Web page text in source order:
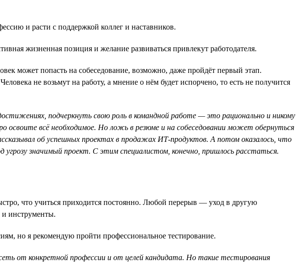
и расти с поддержкой коллег и наставников.
жизненная позиция и желание развиваться привлекут работодателя.
может попасть на собеседование, возможно, даже пройдёт первый этап.
не возьмут на работу, а мнение о нём будет испорчено, то есть не получится
подчеркнуть свою роль в командной работе — это рационально и никому
всё необходимое. Но ложь в резюме и на собеседовании может обернуться
об успешных проектах в продажах ИТ-продуктов. А потом оказалось, что
угрозу значимый проект. С этим специалистом, конечно, пришлось расстаться.
что учиться приходится постоянно. Любой перерыв — уход в другую
и инструменты.
но я рекомендую пройти профессиональное тестирование.
от конкретной профессии и от целей кандидата. Но такие тестирования